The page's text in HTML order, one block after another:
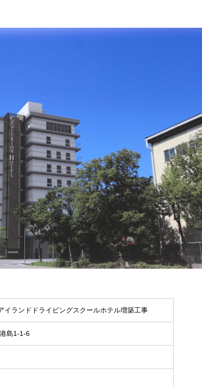
イランドドライビングスクールホテル増築工事
島1-1-6